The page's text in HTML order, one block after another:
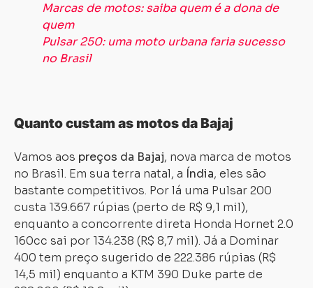
Marcas de motos: saiba quem é a dona de
quem
Pulsar 250: uma moto urbana faria sucesso
no Brasil
Quanto custam as motos da Bajaj
Vamos aos preços da Bajaj, nova marca de motos
no Brasil. Em sua terra natal, a Índia, eles são
bastante competitivos. Por lá uma Pulsar 200
custa 139.667 rúpias (perto de R$ 9,1 mil),
enquanto a concorrente direta Honda Hornet 2.0
160cc sai por 134.238 (R$ 8,7 mil). Já a Dominar
400 tem preço sugerido de 222.386 rúpias (R$
14,5 mil) enquanto a KTM 390 Duke parte de